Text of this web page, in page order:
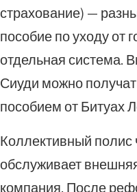
страхование) —
пособие по уходу от
отдельная система.
Сиуди можно
пособием от Битуах
Коллективный полис
обслуживает
компания. После